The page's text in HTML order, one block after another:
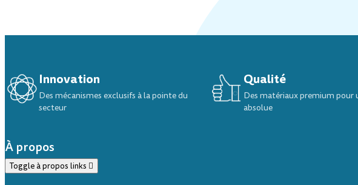
Innovation
Des mécanismes exclusifs à la pointe du
secteur
Qualité
Des matériaux premium pour
absolue
À propos
Toggle à propos links 